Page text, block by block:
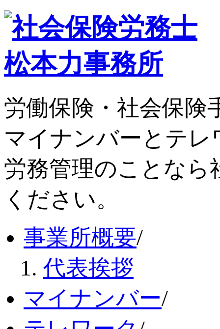
労働保険・社会保険
マイナンバーとテ
労務管理のことなら
ください。
事業所概要/
代表挨拶
マイナンバー/